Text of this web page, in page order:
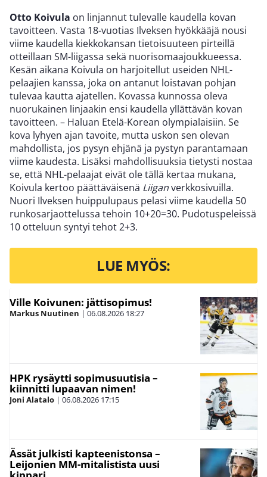
Otto Koivula on linjannut tulevalle kaudella kovan
tavoitteen. Vasta 18-vuotias Ilveksen hyökkääjä nousi
viime kaudella kiekkokansan tietoisuuteen pirteillä
otteillaan SM-liigassa sekä nuorisomaajoukkueessa.
Kesän aikana Koivula on harjoitellut useiden NHL-
pelaajien kanssa, joka on antanut loistavan pohjan
tulevaa kautta ajatellen. Kovassa kunnossa oleva
nuorukainen linjaakin ensi kaudella yllättävän kovan
tavoitteen. – Haluan Etelä-Korean olympialaisiin. Se
kova lyhyen ajan tavoite, mutta uskon sen olevan
mahdollista, jos pysyn ehjänä ja pystyn parantamaan
viime kaudesta. Lisäksi mahdollisuuksia tietysti nostaa
se, että NHL-pelaajat eivät ole tällä kertaa mukana,
Koivula kertoo päättäväisenä Liiganverkkosivuilla.
Nuori Ilveksen huippulupaus pelasi viime kaudella 50
runkosarjaottelussa tehoin 10+20=30. Pudotuspeleissä
10 otteluun syntyi tehot 2+3.
LUE MYÖS:
Ville Koivunen: jättisopimus!
Markus Nuutinen | 06.08.2026 18:27
HPK rysäytti sopimusuutisia –
kiinnitti lupaavan nimen!
Joni Alatalo | 06.08.2026 17:15
Ässät julkisti kapteenistonsa –
Leijonien MM-mitalistista uusi